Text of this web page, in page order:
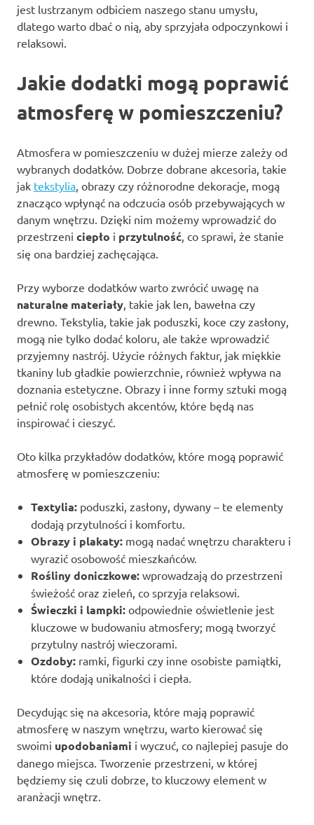
jest lustrzanym odbiciem naszego stanu umysłu,
dlatego warto dbać o nią, aby sprzyjała odpoczynkowi i
relaksowi.
Jakie dodatki mogą poprawić
atmosferę w pomieszczeniu?
Atmosfera w pomieszczeniu w dużej mierze zależy od
wybranych dodatków. Dobrze dobrane akcesoria, takie
jak tekstylia , obrazy czy różnorodne dekoracje, mogą
znacząco wpłynąć na odczucia osób przebywających w
danym wnętrzu. Dzięki nim możemy wprowadzić do
przestrzeni ciepło i przytulność , co sprawi, że stanie
się ona bardziej zachęcająca.
Przy wyborze dodatków warto zwrócić uwagę na
naturalne materiały , takie jak len, bawełna czy
drewno. Tekstylia, takie jak poduszki, koce czy zasłony,
mogą nie tylko dodać koloru, ale także wprowadzić
przyjemny nastrój. Użycie różnych faktur, jak miękkie
tkaniny lub gładkie powierzchnie, również wpływa na
doznania estetyczne. Obrazy i inne formy sztuki mogą
pełnić rolę osobistych akcentów, które będą nas
inspirować i cieszyć.
Oto kilka przykładów dodatków, które mogą poprawić
atmosferę w pomieszczeniu:
Textylia: poduszki, zasłony, dywany – te elementy
dodają przytulności i komfortu.
Obrazy i plakaty: mogą nadać wnętrzu charakteru i
wyrazić osobowość mieszkańców.
Rośliny doniczkowe: wprowadzają do przestrzeni
świeżość oraz zieleń, co sprzyja relaksowi.
Świeczki i lampki: odpowiednie oświetlenie jest
kluczowe w budowaniu atmosfery; mogą tworzyć
przytulny nastrój wieczorami.
Ozdoby: ramki, figurki czy inne osobiste pamiątki,
które dodają unikalności i ciepła.
Decydując się na akcesoria, które mają poprawić
atmosferę w naszym wnętrzu, warto kierować się
swoimi upodobaniami i wyczuć, co najlepiej pasuje do
danego miejsca. Tworzenie przestrzeni, w której
będziemy się czuli dobrze, to kluczowy element w
aranżacji wnętrz.